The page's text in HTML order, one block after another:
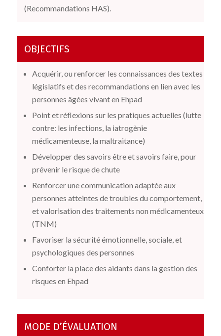
(Recommandations HAS).
OBJECTIFS
Acquérir, ou renforcer les connaissances des textes
législatifs et des recommandations en lien avec les
personnes âgées vivant en Ehpad
Point et réflexions sur les pratiques actuelles (lutte
contre: les infections, la iatrogènie
médicamenteuse, la maltraitance)
Développer des savoirs être et savoirs faire, pour
prévenir le risque de chute
Renforcer une communication adaptée aux
personnes atteintes de troubles du comportement,
et valorisation des traitements non médicamenteux
(TNM)
Favoriser la sécurité émotionnelle, sociale, et
psychologiques des personnes
Conforter la place des aidants dans la gestion des
risques en Ehpad
MODE D’ÉVALUATION